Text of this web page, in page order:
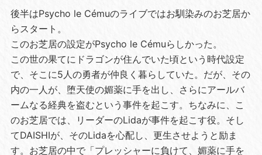
後半はPsycho le Cémuのライブではお馴染みのお芝居か
らスタート。
このお芝居の設定がPsycho le Cémuらしかった。
この世の果てにドラゴンが住んでいた頃という時代設定
で、そこに5人の勇者が仲良く暮らしていた。だが、その
内の一人が、堕天使の媚薬に手を出し、さらにアールバ
ームなる経典を盗むという事件を起こす。ちなみに、こ
のお芝居では、リーダーのLidaが事件を起こす役。そし
てDAISHIが、そのLidaを心配し、更生させようと励ま
す。お芝居の中で「プレッシャーに負けて、媚薬に手を